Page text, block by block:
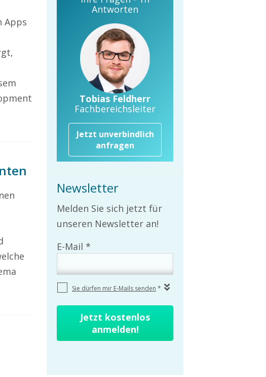
Apps
Antworten
Tobias Feldherr
Fachbereichsleiter
Jetzt unverbindlich
anfragen
Newsletter
Melden Sie sich jetzt für
unseren Newsletter an!